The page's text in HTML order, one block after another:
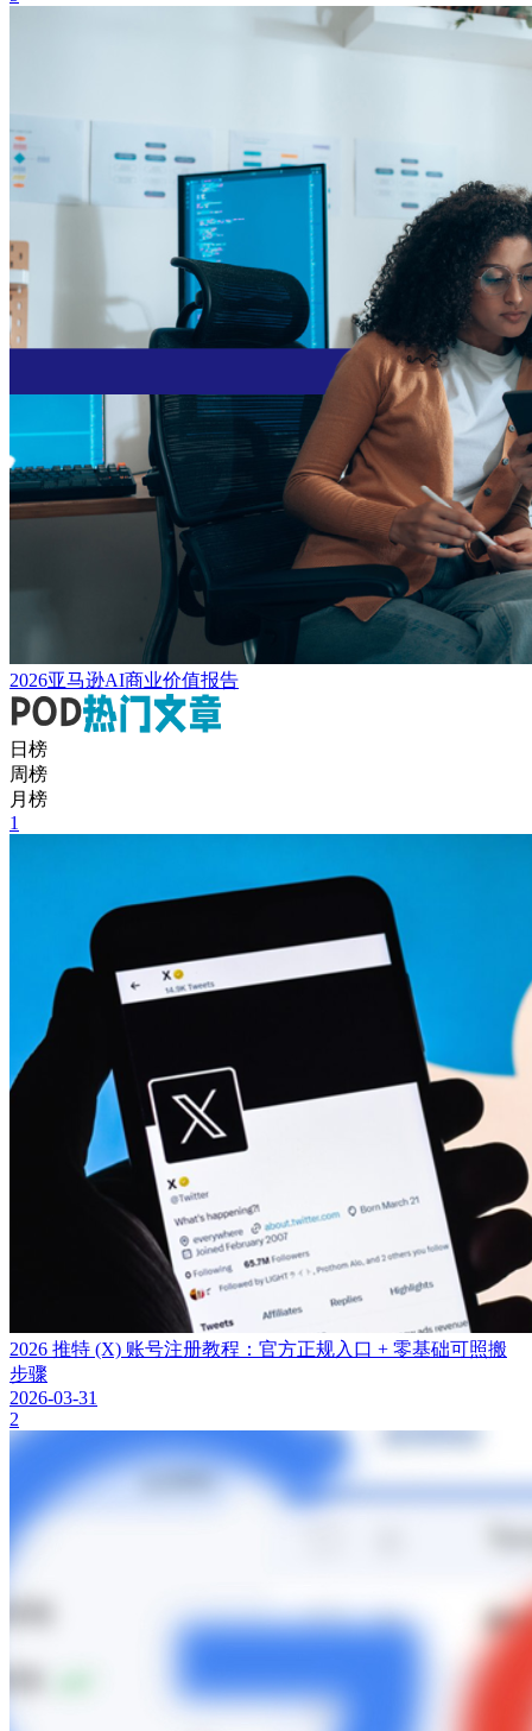
2026亚马逊AI商业价值报告
日榜
周榜
月榜
1
2026 推特 (X) 账号注册教程：官方正规入口 + 零基础可照搬
步骤
2026-03-31
2